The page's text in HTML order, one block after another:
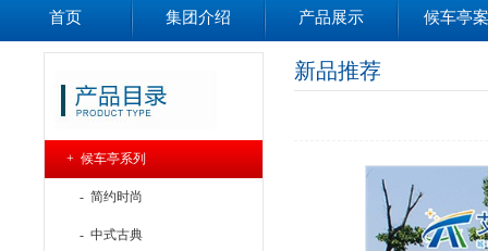
首页 集团介绍 产品展示 候车亭
+ 候车亭系列
- 简约时尚
- 中式古典
新品推荐